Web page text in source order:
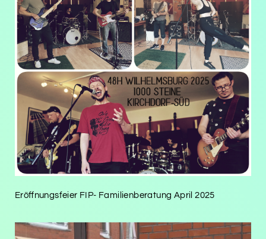
Eröffnungsfeier FIP- Familienberatung April 2025